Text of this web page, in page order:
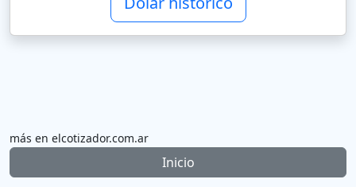
más en elcotizador.com.ar
Inicio